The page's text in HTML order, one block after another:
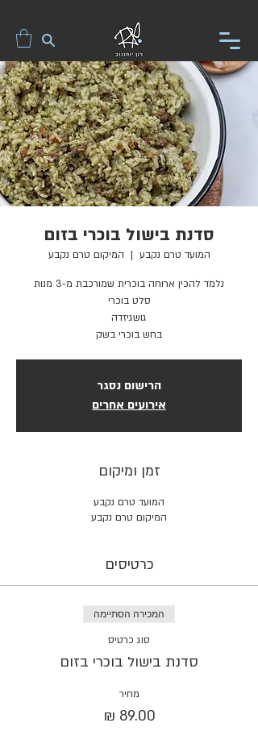
סדנת בישול בוכרי בזום
המועד טרם נקבע
  |
המיקום טרם נקבע
בחש בוכרי בשק
הרישום נסגר
אירועים אחרים
זמן ומיקום
המועד טרם נקבע
המיקום טרם נקבע
כרטיסים
המכירה הסתיימה
סוג כרטיס
סדנת בישול בוכרי בזום
מחיר